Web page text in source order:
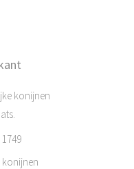
konijnen
1749
konijnen